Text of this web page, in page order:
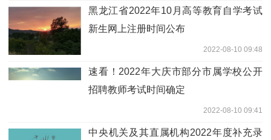
黑龙江省2022年10月高等教育自学考试
新生网上注册时间公布
2022-08-10 09:48
速看！2022年大庆市部分市属学校公开
招聘教师考试时间确定
2022-08-10 09:41
中央机关及其直属机构2022年度补充录